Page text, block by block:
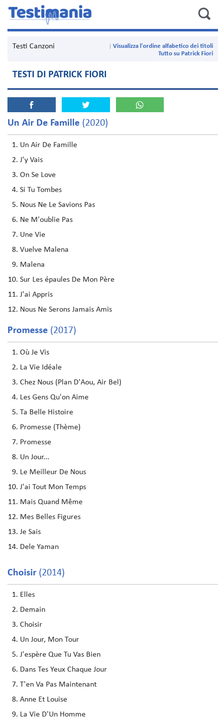
Testi Canzoni
Visualizza l'ordine alfabetico dei titoli
Tutto su Patrick Fiori
TESTI DI PATRICK FIORI
Un Air De Famille (2020)
Un Air De Famille
J'y Vais
On Se Love
Si Tu Tombes
Nous Ne Le Savions Pas
Ne M'oublie Pas
Une Vie
Vuelve Malena
Malena
Sur Les épaules De Mon Père
J'ai Appris
Nous Ne Serons Jamais Amis
Promesse (2017)
Où Je Vis
La Vie Idéale
Chez Nous (Plan D'Aou, Air Bel)
Les Gens Qu'on Aime
Ta Belle Histoire
Promesse (Thème)
Promesse
Un Jour...
Le Meilleur De Nous
J'ai Tout Mon Temps
Mais Quand Même
Mes Belles Figures
Je Sais
Dele Yaman
Choisir (2014)
Elles
Demain
Choisir
Un Jour, Mon Tour
J'espère Que Tu Vas Bien
Dans Tes Yeux Chaque Jour
T'en Va Pas Maintenant
Anne Et Louise
La Vie D'Un Homme